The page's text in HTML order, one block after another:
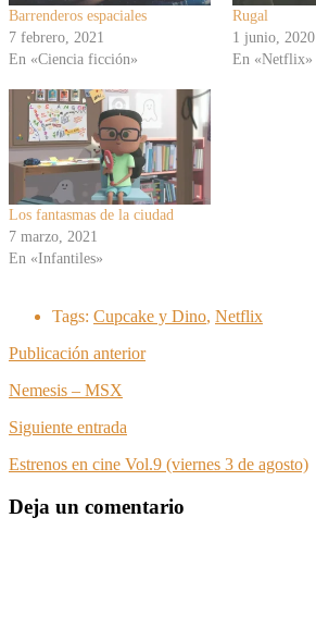
Barrenderos espaciales
7 febrero, 2021
En «Ciencia ficción»
Rugal
1 junio, 2020
En «Netflix»
Los fantasmas de la ciudad
7 marzo, 2021
En «Infantiles»
Tags: Cupcake y Dino, Netflix
Publicación anterior
Nemesis – MSX
Siguiente entrada
Estrenos en cine Vol.9 (viernes 3 de agosto)
Deja un comentario